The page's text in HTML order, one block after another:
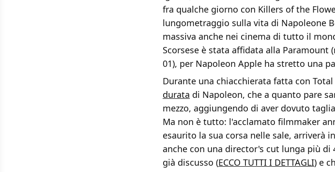
fra qualche giorno con Killers of the
lungometraggio sulla vita di Napoleone
massiva anche nei cinema di tutto il
Scorsese è stata affidata alla
01), per Napoleon Apple ha stretto una
Durante una chiacchierata fatta con
durata di Napoleon, che a quanto pare
mezzo, aggiungendo di aver dovuto
Ma non è tutto: l'acclamato filmmaker
esaurito la sua corsa nelle sale, arriverà
anche con una director's cut lunga più di
già discusso (ECCO TUTTI I DETTAGLI) e